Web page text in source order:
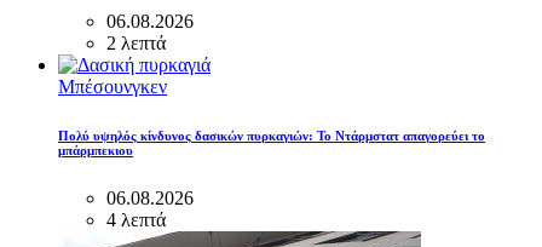
06.08.2026
2 λεπτά
Μπέσουνγκεν
Πολύ υψηλός κίνδυνος δασικών πυρκαγιών: Το Ντάρμστατ απαγορεύει το
μπάρμπεκιου
06.08.2026
4 λεπτά